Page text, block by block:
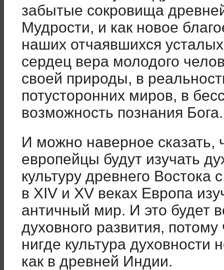
забытые сокровища
Мудрости, и как новое
наших отчаявшихся усталых
сердец вера молодого
своей природы, в
потусторонних миров, в
возможность познания Бога.
И можно наверное сказать,
европейцы будут изучать
культуру древнего Востока
в XIV и XV веках Европа
античный мир. И это будет
духовного развития, потому
нигде культура духовности
как в древней Индии.